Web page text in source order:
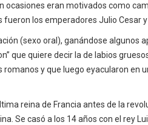
ocasiones eran motivados como
los emperadores Julio Cesar
(sexo oral), ganándose algunos
que quiere decir la de labios
romanos y que luego eyacularon en
reina de Francia antes de la
Se casó a los 14 años con el rey